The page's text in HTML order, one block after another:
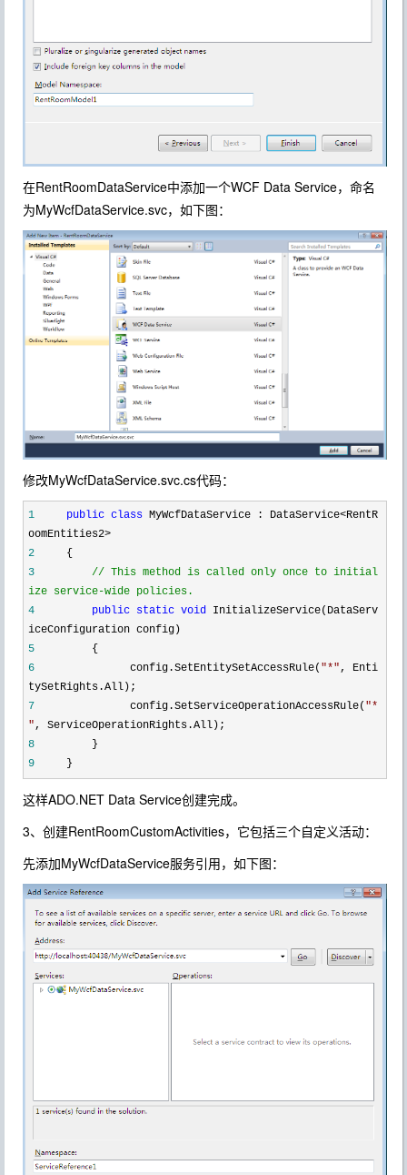
在RentRoomDataService中添加一个WCF Data Service，命名
为MyWcfDataService.svc，如下图：
修改MyWcfDataService.svc.cs代码：
1 public class MyWcfDataService : DataService<RentR
oomEntities2>
2
{
3
// This method is called only once to initial
ize service-wide policies.
4
public static void InitializeService(DataServ
iceConfiguration config)
5
{
6
config.SetEntitySetAccessRule( "*", Enti
tySetRights.All);
7
config.SetServiceOperationAccessRule( "*
", ServiceOperationRights.All);
8
}
9
}
这样ADO.NET Data Service创建完成。
3、创建RentRoomCustomActivities，它包括三个自定义活动：
先添加MyWcfDataService服务引用，如下图：